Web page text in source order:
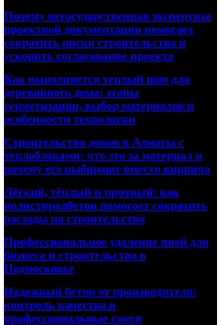
Почему негосударственная экспертиза
проектной документации помогает
сократить риски строительства и
ускорить согласование проекта
Как выполняется теплый шов для
деревянного дома: этапы
герметизации, выбор материалов и
особенности технологии
Строительство домов в Алматы с
теплоблоками: что это за материал и
почему его выбирают вместо кирпича
Лёгкий, тёплый и прочный: как
полистиролбетон помогает сократить
расходы на строительство
Профессиональное удаление пней для
бизнеса и строительства в
Подмосковье
Надежный бетон от производителя:
контроль качества и
профессиональные смеси